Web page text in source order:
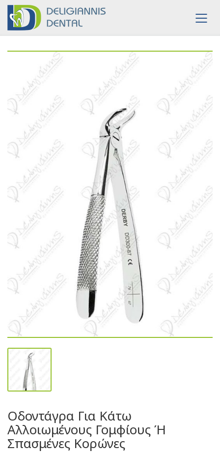
Οδοντάγρα Για Κάτω
Αλλοιωμένους Γομφίους Ή
Σπασμένες Κορώνες